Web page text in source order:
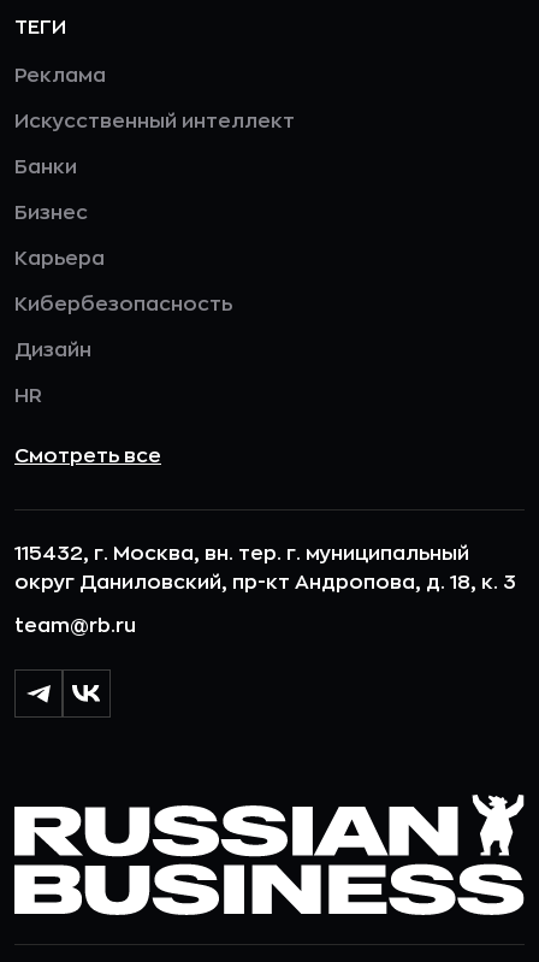
ТЕГИ
Реклама
Искусственный интеллект
Банки
Бизнес
Карьера
Кибербезопасность
Дизайн
HR
Смотреть все
115432, г. Москва, вн. тер. г. муниципальный
округ Даниловский, пр-кт Андропова, д. 18, к. 3
team@rb.ru